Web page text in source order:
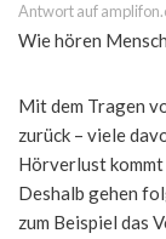
Antwort auf
Wie hören
Mit dem Tragen
zurück – viele
Hörverlust
Deshalb gehen
zum Beispiel das